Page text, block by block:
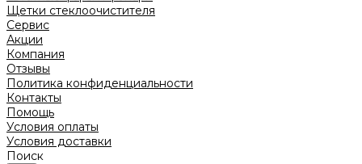
Щетки стеклоочистителя
Сервис
Акции
Компания
Отзывы
Политика конфиденциальности
Контакты
Помощь
Условия оплаты
Условия доставки
Поиск